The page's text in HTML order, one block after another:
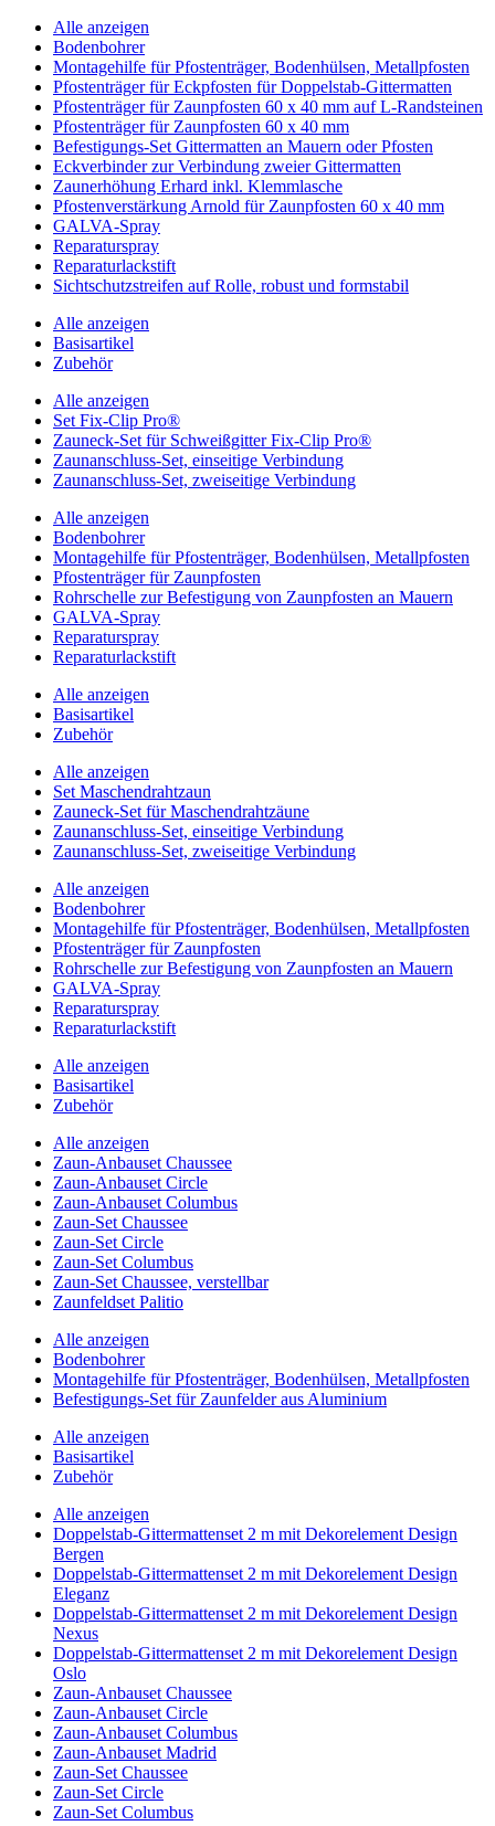
Alle anzeigen
Bodenbohrer
Montagehilfe für Pfostenträger, Bodenhülsen, Metallpfosten
Pfostenträger für Eckpfosten für Doppelstab-Gittermatten
Pfostenträger für Zaunpfosten 60 x 40 mm auf L-Randsteinen
Pfostenträger für Zaunpfosten 60 x 40 mm
Befestigungs-Set Gittermatten an Mauern oder Pfosten
Eckverbinder zur Verbindung zweier Gittermatten
Zaunerhöhung Erhard inkl. Klemmlasche
Pfostenverstärkung Arnold für Zaunpfosten 60 x 40 mm
GALVA-Spray
Reparaturspray
Reparaturlackstift
Sichtschutzstreifen auf Rolle, robust und formstabil
Alle anzeigen
Basisartikel
Zubehör
Alle anzeigen
Set Fix-Clip Pro®
Zauneck-Set für Schweißgitter Fix-Clip Pro®
Zaunanschluss-Set, einseitige Verbindung
Zaunanschluss-Set, zweiseitige Verbindung
Alle anzeigen
Bodenbohrer
Montagehilfe für Pfostenträger, Bodenhülsen, Metallpfosten
Pfostenträger für Zaunpfosten
Rohrschelle zur Befestigung von Zaunpfosten an Mauern
GALVA-Spray
Reparaturspray
Reparaturlackstift
Alle anzeigen
Basisartikel
Zubehör
Alle anzeigen
Set Maschendrahtzaun
Zauneck-Set für Maschendrahtzäune
Zaunanschluss-Set, einseitige Verbindung
Zaunanschluss-Set, zweiseitige Verbindung
Alle anzeigen
Bodenbohrer
Montagehilfe für Pfostenträger, Bodenhülsen, Metallpfosten
Pfostenträger für Zaunpfosten
Rohrschelle zur Befestigung von Zaunpfosten an Mauern
GALVA-Spray
Reparaturspray
Reparaturlackstift
Alle anzeigen
Basisartikel
Zubehör
Alle anzeigen
Zaun-Anbauset Chaussee
Zaun-Anbauset Circle
Zaun-Anbauset Columbus
Zaun-Set Chaussee
Zaun-Set Circle
Zaun-Set Columbus
Zaun-Set Chaussee, verstellbar
Zaunfeldset Palitio
Alle anzeigen
Bodenbohrer
Montagehilfe für Pfostenträger, Bodenhülsen, Metallpfosten
Befestigungs-Set für Zaunfelder aus Aluminium
Alle anzeigen
Basisartikel
Zubehör
Alle anzeigen
Doppelstab-Gittermattenset 2 m mit Dekorelement Design
Bergen
Doppelstab-Gittermattenset 2 m mit Dekorelement Design
Eleganz
Doppelstab-Gittermattenset 2 m mit Dekorelement Design
Nexus
Doppelstab-Gittermattenset 2 m mit Dekorelement Design
Oslo
Zaun-Anbauset Chaussee
Zaun-Anbauset Circle
Zaun-Anbauset Columbus
Zaun-Anbauset Madrid
Zaun-Set Chaussee
Zaun-Set Circle
Zaun-Set Columbus